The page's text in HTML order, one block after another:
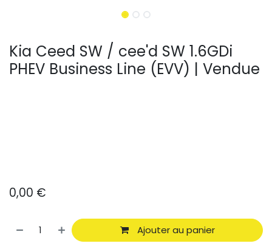
Kia Ceed SW / cee'd SW 1.6GDi
PHEV Business Line (EVV) | Vendue
0,00 €
Ajouter au panier